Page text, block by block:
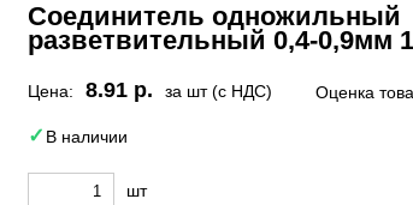
Соединитель одножильный
разветвительный 0,4-0,9мм
Цена: 8.91 р. за шт (с НДС) Оценка
В наличии
шт